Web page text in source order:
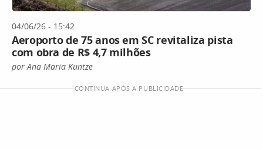
04/06/26 - 15:42
Aeroporto de 75 anos em SC revitaliza pista
com obra de R$ 4,7 milhões
por Ana Maria Kuntze
CONTINUA APÓS A PUBLICIDADE